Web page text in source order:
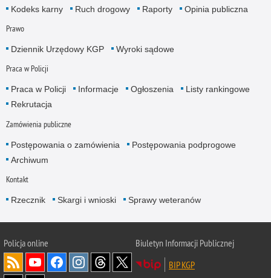
Kodeks karny
Ruch drogowy Raporty Opinia publiczna
Prawo
Dziennik Urzędowy KGP Wyroki sądowe
Praca w Policji
Praca w Policji Informacje Ogłoszenia
Listy rankingowe
Rekrutacja
Zamówienia publiczne
Postępowania o zamówienia
Postępowania podprogowe
Archiwum
Kontakt
Rzecznik Skargi i wnioski Sprawy weteranów
Policjaonline
Biuletyn Informacji Publicznej
BIP KGP